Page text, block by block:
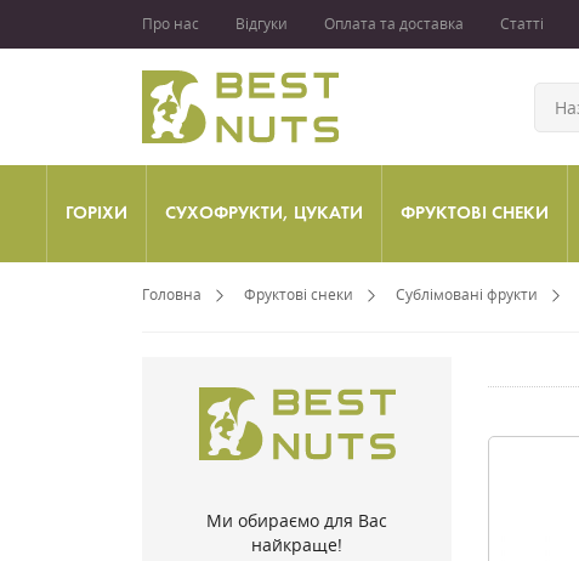
Про нас Відгуки Оплата та доставка Статті
ГОРІХИ СУХОФРУКТИ, ЦУКАТИ ФРУКТОВІ СНЕКИ
Головна Фруктові снеки Сублімовані фрукти
Ми обираємо для Вас
найкраще!